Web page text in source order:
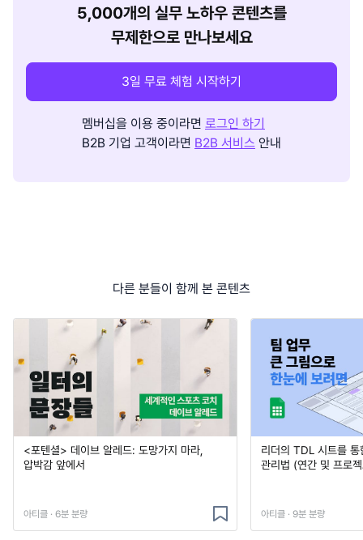
5,000개의 실무 노하우 콘텐츠를
무제한으로 만나보세요
3일 무료 체험 시작하기
멤버십을 이용 중이라면 로그인 하기
B2B 기업 고객이라면 B2B 서비스 안내
다른 분들이 함께 본 콘텐츠
<포텐셜> 데이브 알레드: 도망가지 마라,
압박감 앞에서
아티클 · 6분 분량
리더의 TDL 시트를
관리법 (연간 및 프로
아티클 · 9분 분량